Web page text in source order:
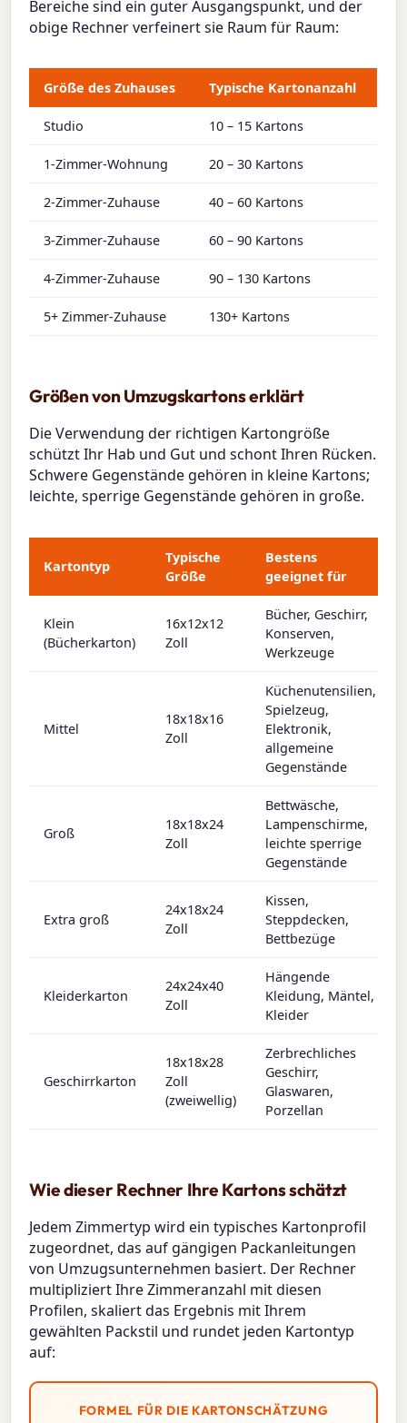
Bereiche sind ein guter Ausgangspunkt, und der
obige Rechner verfeinert sie Raum für Raum:
Größe des Zuhauses Typische Kartonanzahl
Studio 10 – 15 Kartons
1-Zimmer-Wohnung 20 – 30 Kartons
2-Zimmer-Zuhause 40 – 60 Kartons
3-Zimmer-Zuhause 60 – 90 Kartons
4-Zimmer-Zuhause 90 – 130 Kartons
5+ Zimmer-Zuhause 130+ Kartons
Größen von Umzugskartons erklärt
Die Verwendung der richtigen Kartongröße
schützt Ihr Hab und Gut und schont Ihren Rücken.
Schwere Gegenstände gehören in kleine Kartons;
leichte, sperrige Gegenstände gehören in große.
Kartontyp
Typische
Größe
Bestens
geeignet für
Klein
(Bücherkarton)
16x12x12
Zoll
Bücher, Geschirr,
Konserven,
Werkzeuge
Mittel
18x18x16
Zoll
Küchenutensilien,
Spielzeug,
Elektronik,
allgemeine
Gegenstände
Groß
18x18x24
Zoll
Bettwäsche,
Lampenschirme,
leichte sperrige
Gegenstände
Extra groß
24x18x24
Zoll
Kissen,
Steppdecken,
Bettbezüge
Kleiderkarton
24x24x40
Zoll
Hängende
Kleidung, Mäntel,
Kleider
Geschirrkarton
18x18x28
Zoll
(zweiwellig)
Zerbrechliches
Geschirr,
Glaswaren,
Porzellan
Wie dieser Rechner Ihre Kartons schätzt
Jedem Zimmertyp wird ein typisches Kartonprofil
zugeordnet, das auf gängigen Packanleitungen
von Umzugsunternehmen basiert. Der Rechner
multipliziert Ihre Zimmeranzahl mit diesen
Profilen, skaliert das Ergebnis mit Ihrem
gewählten Packstil und rundet jeden Kartontyp
auf:
FORMEL FÜR DIE KARTONSCHÄTZUNG